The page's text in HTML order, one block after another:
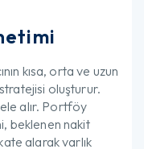
kısa, orta ve uzun
oluşturur.
alır. Portföy
beklenen nakit
alarak varlık